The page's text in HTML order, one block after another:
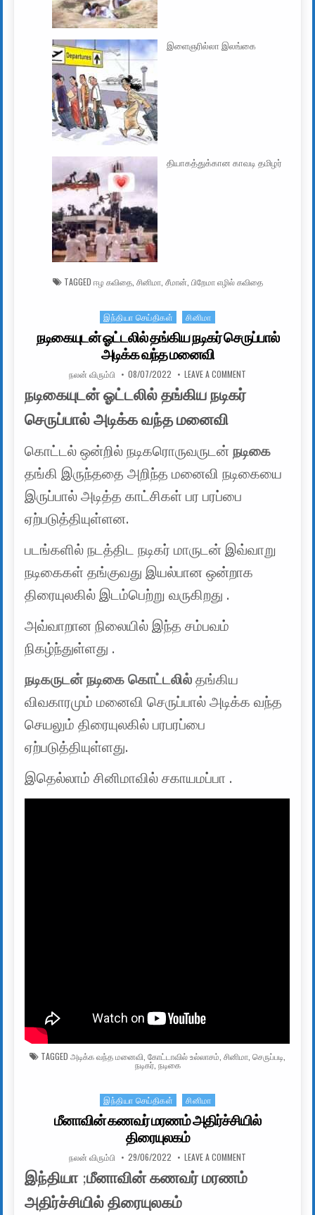
இளைஞரில்லா இலங்கை
தியாகத்துக்கான காவடி தமிழர்
TAGGED ஈழ கவிதை, சினிமா, சீமான் பிறேமா எழில் கவிதை
Posted in
இந்தியா செய்திகள் சினிமா
நடிகையுடன் ஓட்டலில் தங்கிய நடிகர் செருப்பால்
அடிக்க வந்த மனைவி
AUTHOR:
நலன் விரும்பி PUBLISHED DATE:
08/07/2022 LEAVE A COMMENT
நடிகையுடன் ஓட்டலில் தங்கிய நடிகர்
செருப்பால் அடிக்க வந்த மனைவி
கொட்டல் ஒன்றில் நடிகரொருவருடன்நடிகை
தங்கி இருந்ததை அறிந்த மனைவி நடிகையை
இருப்பால் அடித்த காட்சிகள் பர பரப்பை
ஏற்படுத்தியுள்ளன.
படங்களில் நடத்திட நடிகர் மாருடன் இவ்வாறு
நடிகைகள் தங்குவது இயல்பான ஒன்றாக
திரையுலகில் இடம்பெற்று வருகிறது .
அவ்வாறான நிலையில் இந்த சம்பவம்
நிகழ்ந்துள்ளது .
நடிகருடன் நடிகை கொட்டலில் தங்கிய
விவகாரமும் மனைவி செருப்பால் அடிக்க வந்த
செயலும் திரையுலகில் பரபரப்பை
ஏற்படுத்தியுள்ளது.
இதெல்லாம் சினிமாவில் சகாயமப்பா .
TAGGED அடிக்க வந்த மனைவி கோட்டாவில் உல்லாசம் சினிமா செருப்படி
நடிகர், நடிகை
Posted in
இந்தியா செய்திகள் சினிமா
மீனாவின் கணவர் மரணம் அதிர்ச்சியில்
திரையுலகம்
AUTHOR:
நலன் விரும்பி PUBLISHED DATE:
29/06/2022 LEAVE A COMMENT
இந்தியா;மீனாவின் கணவர் மரணம்
அதிர்ச்சியில் திரையுலகம்